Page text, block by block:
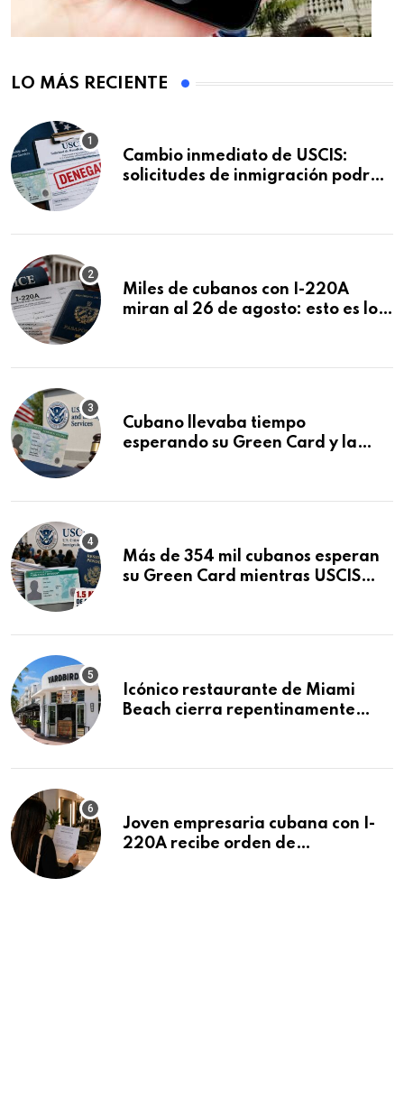
LO MÁS RECIENTE
Cambio inmediato de USCIS:
solicitudes de inmigración podrán
Miles de cubanos con I-220A
miran al 26 de agosto: esto es lo
Cubano llevaba tiempo
esperando su Green Card y la
Más de 354 mil cubanos esperan
su Green Card mientras USCIS
Icónico restaurante de Miami
Beach cierra repentinamente
Joven empresaria cubana con I-
220A recibe orden de